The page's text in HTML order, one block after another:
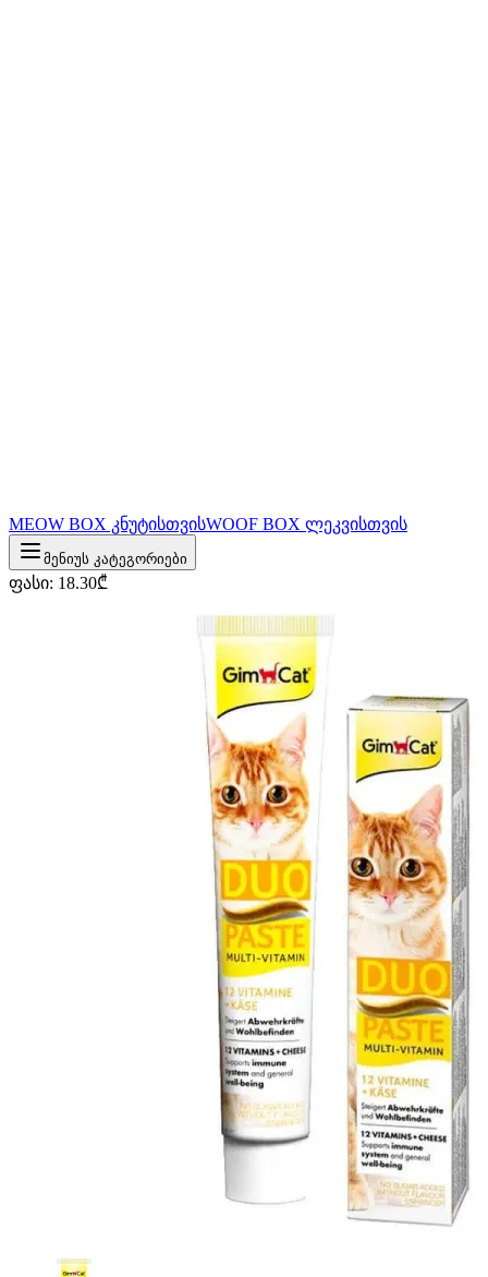
MEOW BOX კნუტისთვისWOOF BOX ლეკვისთვის
მენიუს კატეგორიები
ფასი: 18.30₾